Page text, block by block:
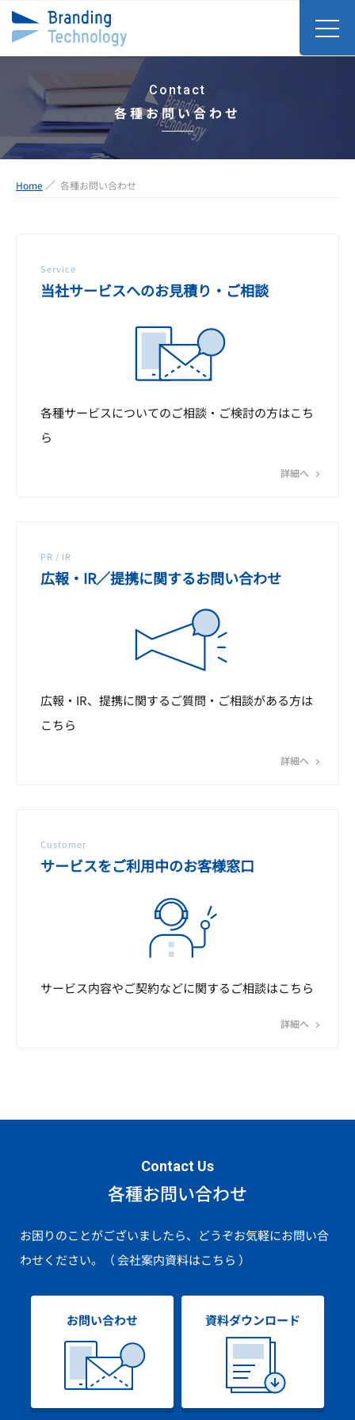
Contact
各種お問い合わせ
Home 各種お問い合わせ
Service
当社サービスへのお見積り・ご相談
各種サービスについてのご相談・ご検討の方はこち
ら
詳細へ
PR / IR
広報・IR／提携に関するお問い合わせ
広報・IR、提携に関するご質問・ご相談がある方は
こちら
詳細へ
Customer
サービスをご利用中のお客様窓口
サービス内容やご契約などに関するご相談はこちら
詳細へ
Contact Us
各種お問い合わせ
お困りのことがございましたら、どうぞお気軽にお問い合
わせください。
（ 会社案内資料はこちら ）
お問い合わせ 資料ダウンロード